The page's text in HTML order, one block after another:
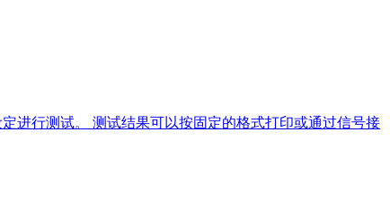
进行测试。 测试结果可以按固定的格式打印或通过信号接